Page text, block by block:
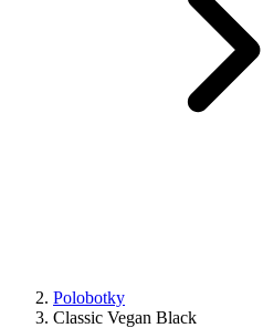
Polobotky
Classic Vegan Black